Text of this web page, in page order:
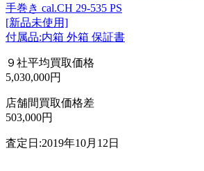
手巻き cal.CH 29-535 PS
[新品未使用]
付属品:内箱 外箱 保証書
９社平均買取価格
5,030,000円
店舗間買取価格差
503,000円
査定日:2019年10月12日